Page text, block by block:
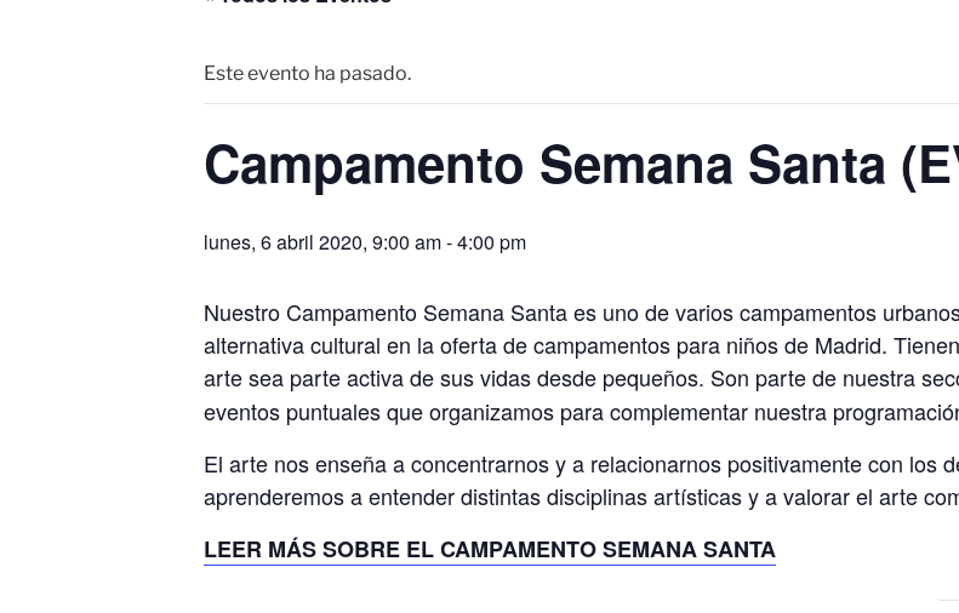
Este evento ha pasado.
Campamento Semana Santa
lunes, 6 abril 2020, 9:00 am-4:00 pm
Nuestro Campamento Semana Santa es uno de varios campamentos
alternativa cultural en la oferta de campamentos para niños de Madrid.
arte sea parte activa de sus vidas desde pequeños. Son parte de nuestra
eventos puntuales que organizamos para complementar nuestra
El arte nos enseña a concentrarnos y a relacionarnos positivamente con los
aprenderemos a entender distintas disciplinas artísticas y a valorar el arte
LEER MÁS SOBRE EL CAMPAMENTO SEMANA SANTA